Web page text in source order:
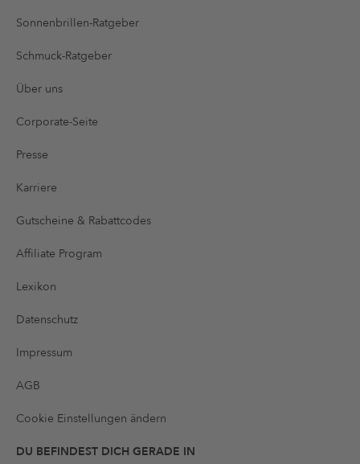
Sonnenbrillen-Ratgeber
Schmuck-Ratgeber
Über uns
Corporate-Seite
Presse
Karriere
Gutscheine & Rabattcodes
Affiliate Program
Lexikon
Datenschutz
Impressum
AGB
Cookie Einstellungen ändern
DU BEFINDEST DICH GERADE IN